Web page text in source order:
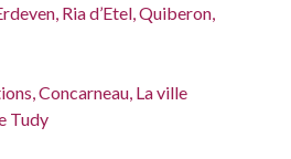
Ria d’Etel, Quiberon,
Concarneau, La ville
Tudy